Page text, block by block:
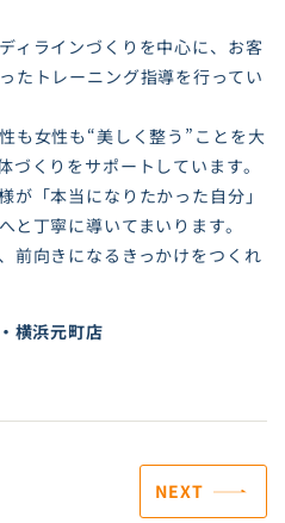
ィラインづくりを中心に、お客
たトレーニング指導を行ってい
も女性も“美しく整う”ことを大
くりをサポートしています。
が「本当になりたかった自分」
と丁寧に導いてまいります。
前向きになるきっかけをつくれ
横浜元町店
NEXT